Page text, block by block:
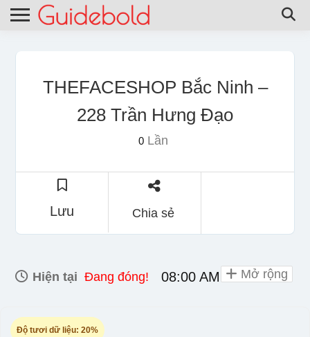
THEFACESHOP Bắc Ninh –
228 Trần Hưng Đạo
0Lần
Lưu Chia sẻ
Hiện tại Đang đóng! 08:00 AM - 10:00 PM
Độ tươi dữ liệu: 20%
Mở rộng